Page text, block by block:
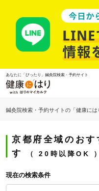
あなたに「ぴったり」鍼灸院検索・予約サイト
鍼灸院検索・予約サイトの「健康には
京都府全域のお
す
20時以降OK
現在の検索条件